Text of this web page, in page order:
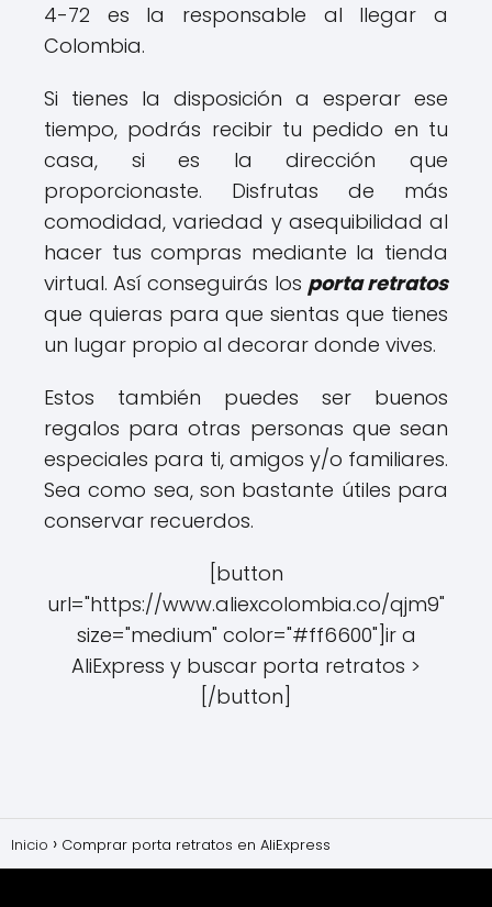
4-72 es la responsable al llegar a
Colombia.
Si tienes la disposición a esperar ese
tiempo, podrás recibir tu pedido en tu
casa, si es la dirección que
proporcionaste. Disfrutas de más
comodidad, variedad y asequibilidad al
hacer tus compras mediante la tienda
virtual. Así conseguirás los porta retratos
que quieras para que sientas que tienes
un lugar propio al decorar donde vives.
Estos también puedes ser buenos
regalos para otras personas que sean
especiales para ti, amigos y/o familiares.
Sea como sea, son bastante útiles para
conservar recuerdos.
[button
url="https://www.aliexcolombia.co/qjm9"
size="medium" color="#ff6600"]ir a
AliExpress y buscar porta retratos >
[/button]
Inicio Comprar porta retratos en AliExpress